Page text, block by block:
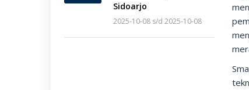
Sidoarjo
2025-10-08 s/d 2025-10-08